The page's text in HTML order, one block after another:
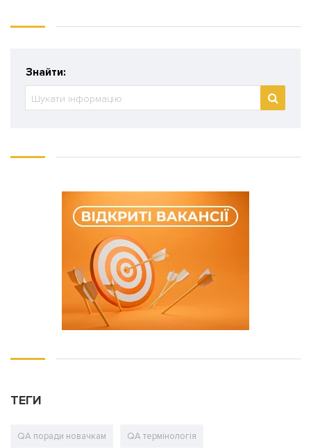
Знайти:
ТЕГИ
QA поради новачкам QA термінологія